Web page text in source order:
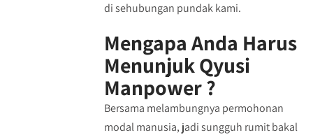
di sehubungan pundak kami.
Mengapa Anda Harus
Menunjuk Qyusi
Manpower ?
Bersama melambungnya permohonan
modal manusia, jadi sungguh rumit bakal